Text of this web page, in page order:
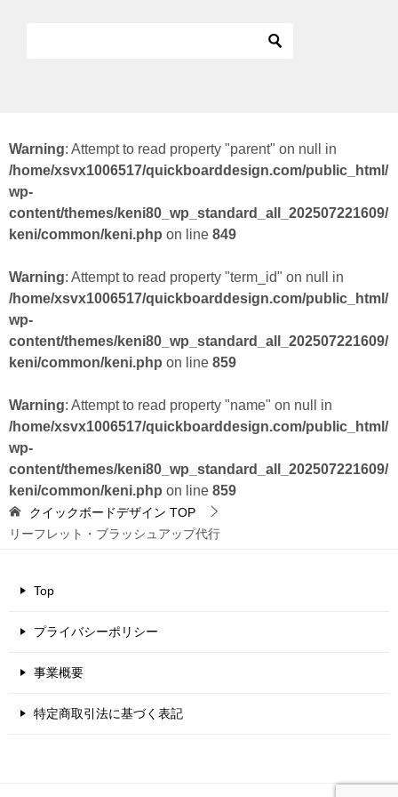
Warning: Attempt to read property "parent" on null in
/home/xsvx1006517/quickboarddesign.com/public_html/
wp-
content/themes/keni80_wp_standard_all_202507221609/
keni/common/keni.php on line 849
Warning: Attempt to read property "term_id" on null in
/home/xsvx1006517/quickboarddesign.com/public_html/
wp-
content/themes/keni80_wp_standard_all_202507221609/
keni/common/keni.php on line 859
Warning: Attempt to read property "name" on null in
/home/xsvx1006517/quickboarddesign.com/public_html/
wp-
content/themes/keni80_wp_standard_all_202507221609/
keni/common/keni.php on line 859
クイックボードデザイン TOP
リーフレット・ブラッシュアップ代行
Top
プライバシーポリシー
事業概要
特定商取引法に基づく表記